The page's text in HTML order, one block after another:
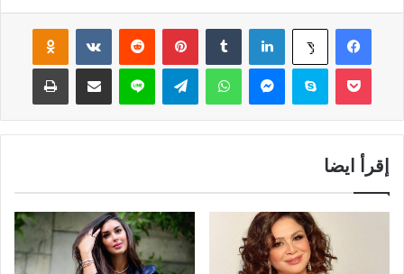
فيسبوك ‫X لينكدإن بينتيريست
سكايب واتساب لاين
إقرأ ايضا